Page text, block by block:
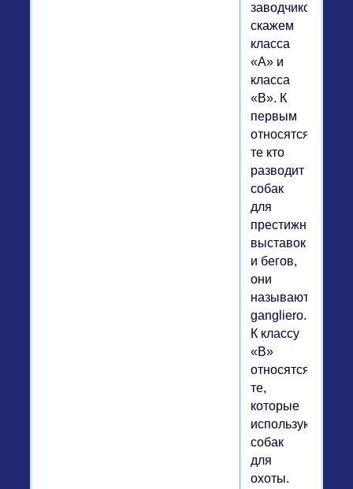
заводчиков:
скажем
класса
«А» и
класса
«В». К
первым
относятся
те кто
разводит
собак
для
престижных
выставок
и бегов,
они
называются
gangliero.
К классу
«В»
относятся
те,
которые
используют
собак
для
охоты.